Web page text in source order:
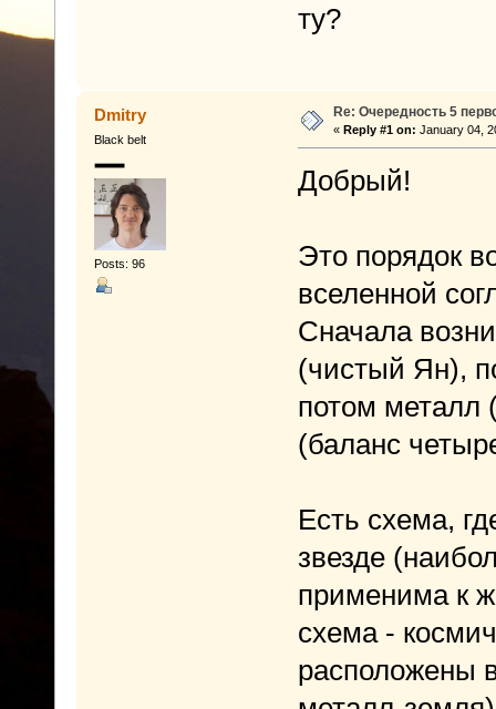
ту?
Dmitry
Black belt
Posts: 96
Re: Очередность 5
« Reply #1 on: January 04,
Добрый!
Это порядок
вселенной
Сначала
(чистый Ян),
потом металл
(баланс
Есть схема,
звезде
применима к
схема -
расположены